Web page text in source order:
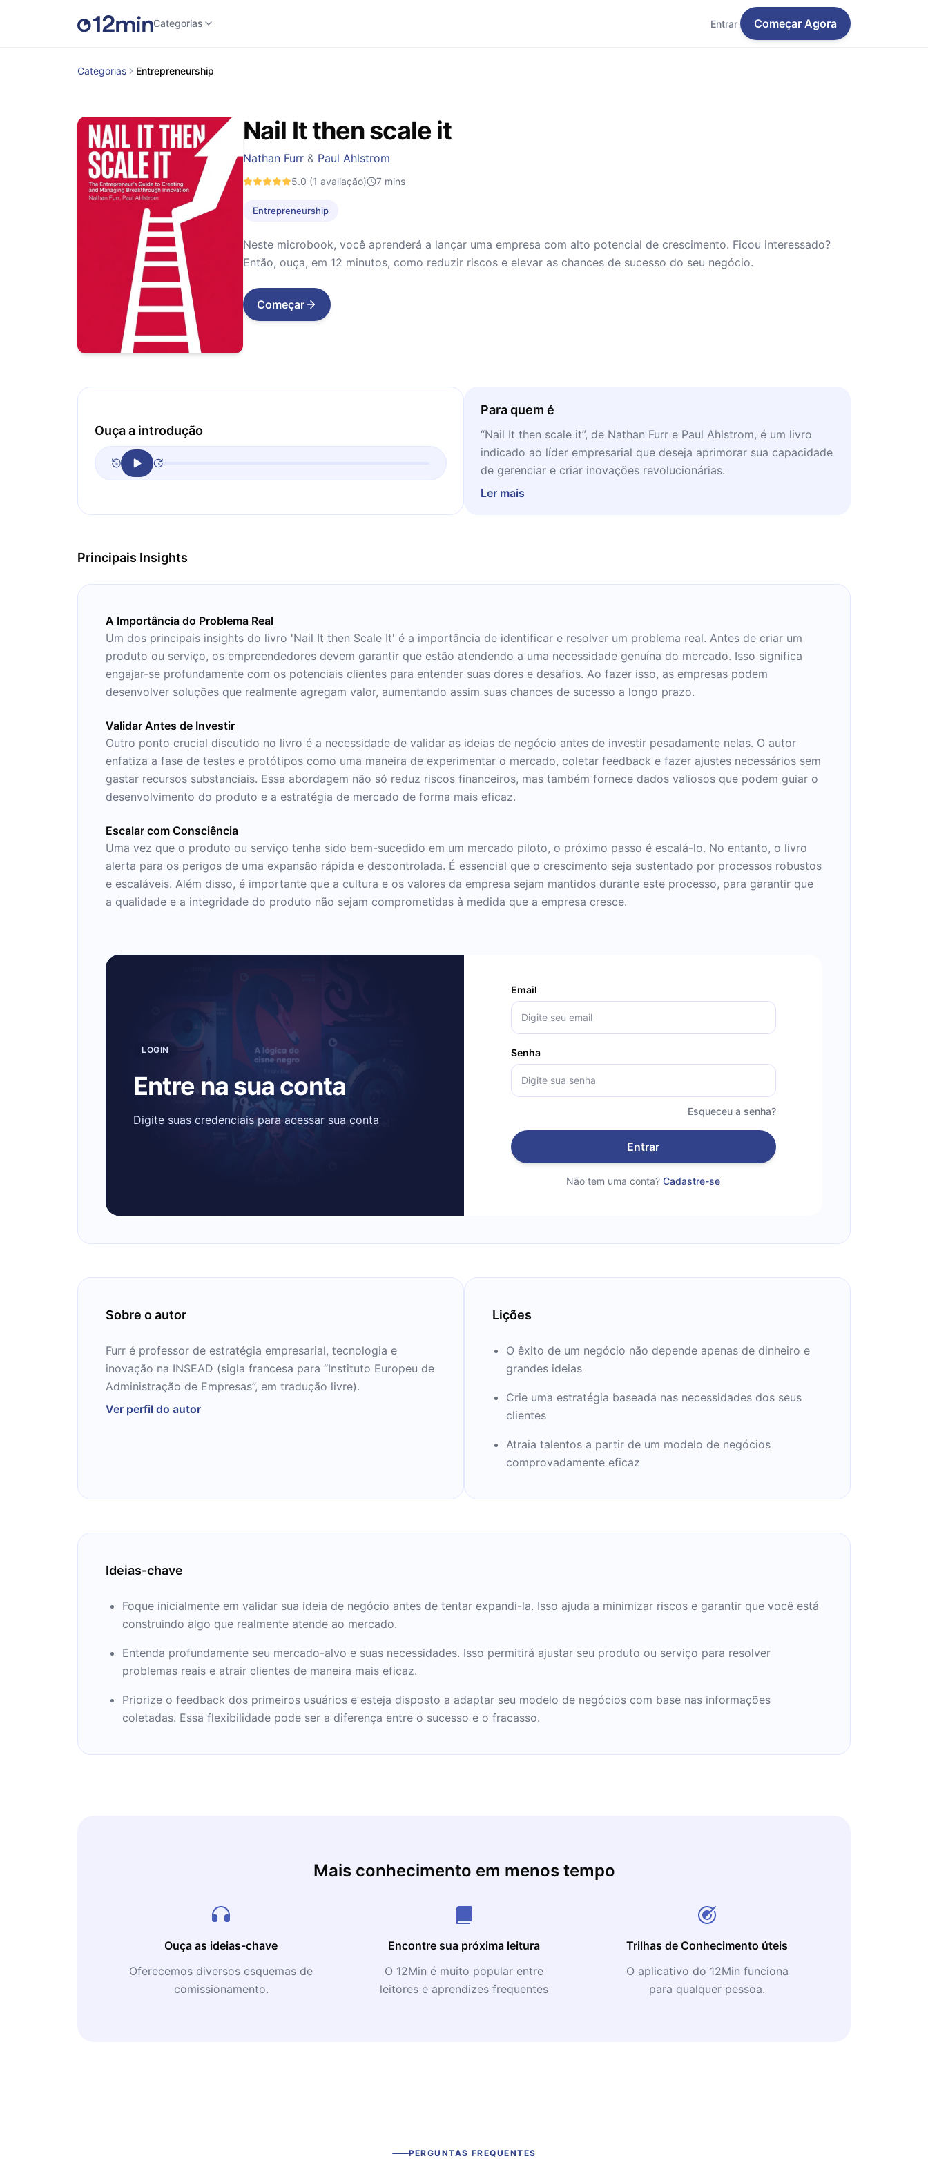
Categorias Entrar Começar Agora
Categorias Entrepreneurship
Nail It then scale it
Nathan Furr & Paul Ahlstrom
5.0 (1 avaliação) 7 mins
Entrepreneurship
Neste microbook, você aprenderá a lançar uma empresa com alto potencial de crescimento. Ficou interessado?
Então, ouça, em 12 minutos, como reduzir riscos e elevar as chances de sucesso do seu negócio.
Começar
Ouça a introdução
Para quem é
“Nail It then scale it”, de Nathan Furr e Paul Ahlstrom, é um livro
indicado ao líder empresarial que deseja aprimorar sua capacidade
de gerenciar e criar inovações revolucionárias.
Ler mais
Principais Insights
A Importância do Problema Real
Um dos principais insights do livro 'Nail It then Scale It' é a importância de identificar e resolver um problema real. Antes de criar um
produto ou serviço, os empreendedores devem garantir que estão atendendo a uma necessidade genuína do mercado. Isso significa
engajar-se profundamente com os potenciais clientes para entender suas dores e desafios. Ao fazer isso, as empresas podem
desenvolver soluções que realmente agregam valor, aumentando assim suas chances de sucesso a longo prazo.
Validar Antes de Investir
Outro ponto crucial discutido no livro é a necessidade de validar as ideias de negócio antes de investir pesadamente nelas. O autor
enfatiza a fase de testes e protótipos como uma maneira de experimentar o mercado, coletar feedback e fazer ajustes necessários sem
gastar recursos substanciais. Essa abordagem não só reduz riscos financeiros, mas também fornece dados valiosos que podem guiar o
desenvolvimento do produto e a estratégia de mercado de forma mais eficaz.
Escalar com Consciência
Uma vez que o produto ou serviço tenha sido bem-sucedido em um mercado piloto, o próximo passo é escalá-lo. No entanto, o livro
alerta para os perigos de uma expansão rápida e descontrolada. É essencial que o crescimento seja sustentado por processos robustos
e escaláveis. Além disso, é importante que a cultura e os valores da empresa sejam mantidos durante este processo, para garantir que
a qualidade e a integridade do produto não sejam comprometidas à medida que a empresa cresce.
LOGIN
Entre na sua conta
Digite suas credenciais para acessar sua conta
Email
Senha
Esqueceu a senha?
Entrar
Não tem uma conta? Cadastre-se
Sobre o autor
Furr é professor de estratégia empresarial, tecnologia e
inovação na INSEAD (sigla francesa para “Instituto Europeu de
Administração de Empresas”, em tradução livre).
Ver perfil do autor
Lições
O êxito de um negócio não depende apenas de dinheiro e
grandes ideias
Crie uma estratégia baseada nas necessidades dos seus
clientes
Atraia talentos a partir de um modelo de negócios
comprovadamente eficaz
Ideias-chave
Foque inicialmente em validar sua ideia de negócio antes de tentar expandi-la. Isso ajuda a minimizar riscos e garantir que você está
construindo algo que realmente atende ao mercado.
Entenda profundamente seu mercado-alvo e suas necessidades. Isso permitirá ajustar seu produto ou serviço para resolver
problemas reais e atrair clientes de maneira mais eficaz.
Priorize o feedback dos primeiros usuários e esteja disposto a adaptar seu modelo de negócios com base nas informações
coletadas. Essa flexibilidade pode ser a diferença entre o sucesso e o fracasso.
Mais conhecimento em menos tempo
Ouça as ideias-chave
Oferecemos diversos esquemas de
comissionamento.
Encontre sua próxima leitura
O 12Min é muito popular entre
leitores e aprendizes frequentes
Trilhas de Conhecimento úteis
O aplicativo do 12Min funciona
para qualquer pessoa.
PERGUNTAS FREQUENTES